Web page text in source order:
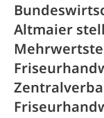
Altmaier